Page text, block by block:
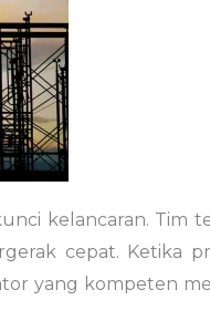
kelancaran. Tim
cepat. Ketika
yang kompeten